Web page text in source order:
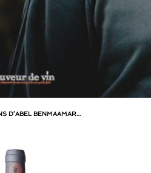
D’ABEL BENMAAMAR…